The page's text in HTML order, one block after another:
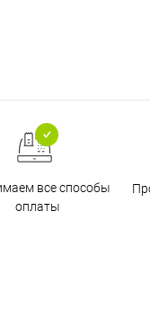
все способы
оплаты